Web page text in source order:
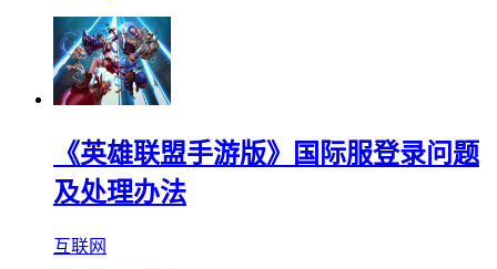
《英雄联盟手游版》国际服登录问题
及处理办法
互联网